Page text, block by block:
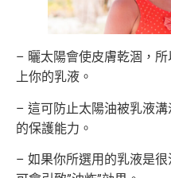
– 曬太陽會使皮膚乾涸，
上你的乳液。
– 這可防止太陽油被乳液
的保護能力。
– 如果你所選用的乳液是